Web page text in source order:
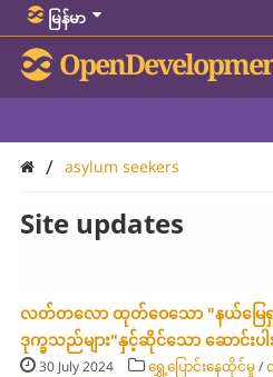
မြန်မာ
/ asylum seekers
Site updates
လတ်တလော ထုတ်ဝေသော "နယ်မြေရှ
ဒုက္ခသည်များ"နှင့်ဆိုင်သော ဆောင်းပ
30 July 2024 ရွှေ့ပြောင်းနေထိုင်မှု/